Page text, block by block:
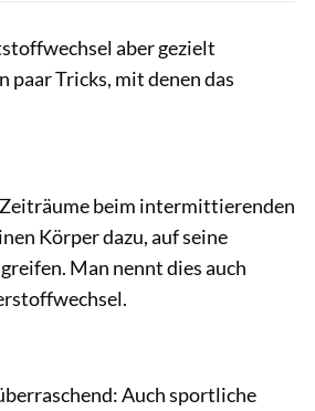
aber gezielt
paar Tricks, mit denen das
beim intermittierenden
Körper dazu, auf seine
Man nennt dies auch
Auch sportliche